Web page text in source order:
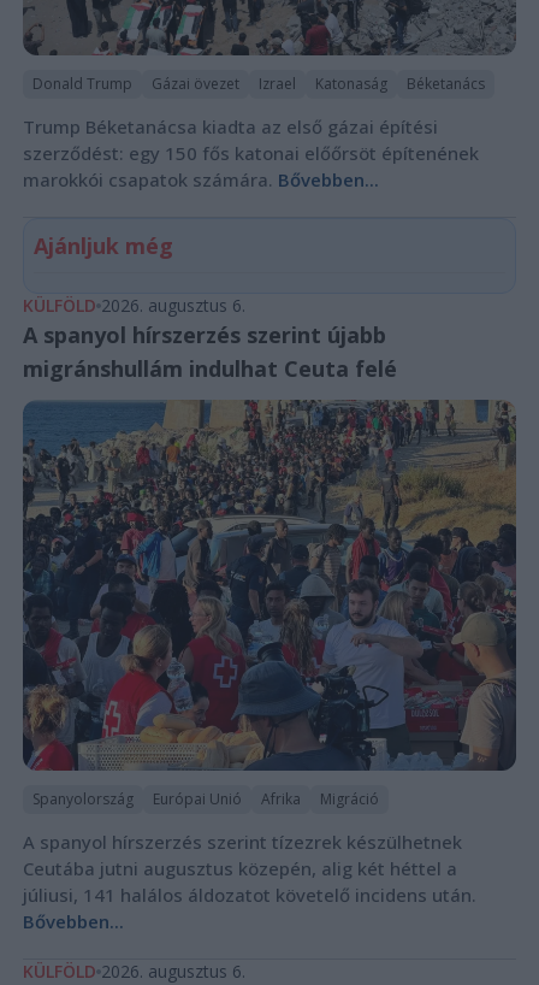
Donald Trump Gázai övezet Izrael Katonaság Béketanács
Trump Béketanácsa kiadta az első gázai építési
szerződést: egy 150 fős katonai előőrsöt építenének
marokkói csapatok számára. Bővebben...
Ajánljuk még
KÜLFÖLD 2026. augusztus 6.
A spanyol hírszerzés szerint újabb
migránshullám indulhat Ceuta felé
Spanyolország Európai Unió Afrika Migráció
A spanyol hírszerzés szerint tízezrek készülhetnek
Ceutába jutni augusztus közepén, alig két héttel a
júliusi, 141 halálos áldozatot követelő incidens után.
Bővebben...
KÜLFÖLD 2026. augusztus 6.